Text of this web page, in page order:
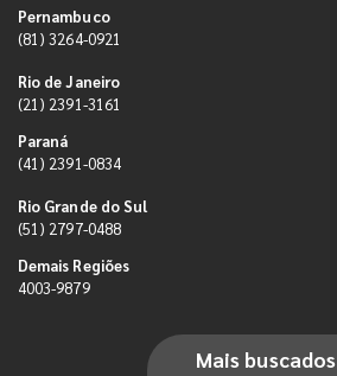
Pernambuco
(81) 3264-0921
Rio de Janeiro
(21) 2391-3161
Paraná
(41) 2391-0834
Rio Grande do Sul
(51) 2797-0488
Demais Regiões
4003-9879
Mais buscados